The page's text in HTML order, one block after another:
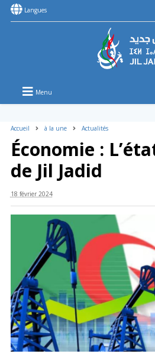
Langues
Menu
Accueil à la une Actualités
Économie :
de Jil Jadid
18 février 2024